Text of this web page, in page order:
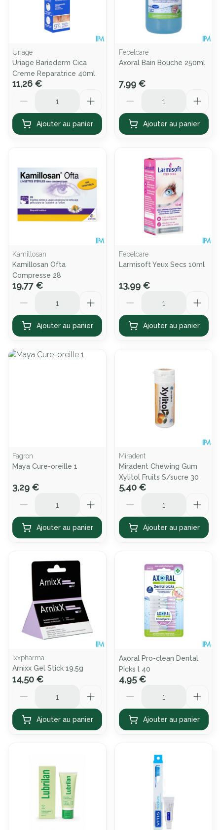
Uriage
Uriage Bariederm Cica
Creme Reparatrice 40ml
11,26 €
Ajouter au panier
Febelcare
Axoral Bain Bouche 250ml
7,99 €
Ajouter au panier
Kamillosan
Kamillosan Ofta
Compresse 28
19,77 €
Ajouter au panier
Febelcare
Larmisoft Yeux Secs 10ml
13,99 €
Ajouter au panier
Fagron
Maya Cure-oreille 1
3,29 €
Ajouter au panier
Miradent
Miradent Chewing Gum
Xylitol Fruits S/sucre 30
5,40 €
Ajouter au panier
Ixxpharma
Arnixx Gel Stick 19,5g
14,50 €
Ajouter au panier
Axoral Pro-clean Dental
Picks l 40
4,95 €
Ajouter au panier